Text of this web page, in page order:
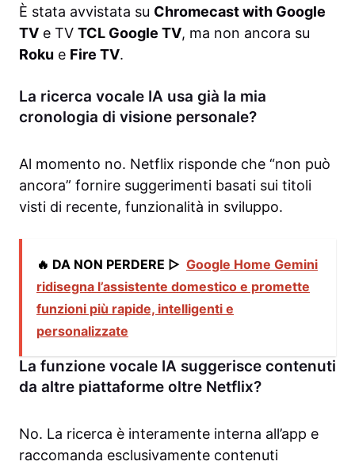
È stata avvistata su Chromecast with Google
TV e TV TCL Google TV, ma non ancora su
Roku e Fire TV.
La ricerca vocale IA usa già la mia
cronologia di visione personale?
Al momento no. Netflix risponde che “non può
ancora” fornire suggerimenti basati sui titoli
visti di recente, funzionalità in sviluppo.
🔥 DA NON PERDERE ▷ Google Home Gemini
ridisegna l’assistente domestico e promette
funzioni più rapide, intelligenti e
personalizzate
La funzione vocale IA suggerisce contenuti
da altre piattaforme oltre Netflix?
No. La ricerca è interamente interna all’app e
raccomanda esclusivamente contenuti